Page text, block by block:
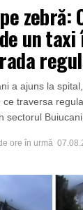
zebră:
un
a ajuns la
traversa
sectorul Buiucani
ore în urmă